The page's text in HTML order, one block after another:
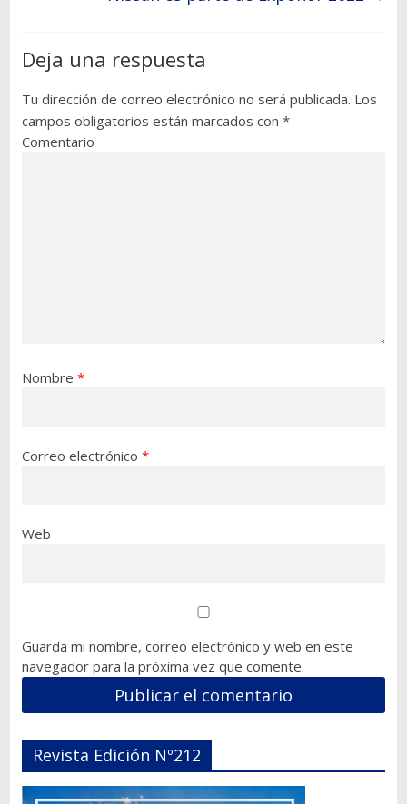
Deja una respuesta
Tu dirección de correo electrónico no será publicada. Los
campos obligatorios están marcados con *
Comentario
Nombre *
Correo electrónico *
Web
Guarda mi nombre, correo electrónico y web en este
navegador para la próxima vez que comente.
Revista Edición Nº212